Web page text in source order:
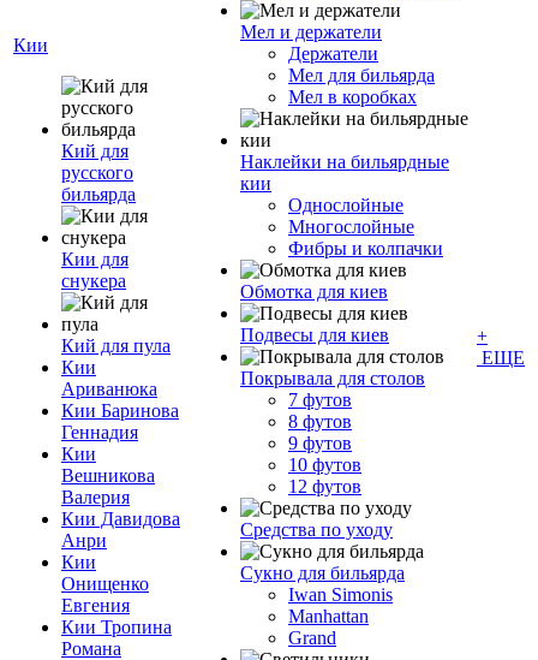
Кии
Кий для
русского
бильярда
Кии для
снукера
Кий для пула
Кии
Ариванюка
Кии Баринова
Геннадия
Кии
Вешникова
Валерия
Кии Давидова
Анри
Кии
Онищенко
Евгения
Кии Тропина
Романа
Мел и держатели
Держатели
Мел для бильярда
Мел в коробках
Наклейки на бильярдные
кии
Однослойные
Многослойные
Фибры и колпачки
Обмотка для киев
Подвесы для киев
Покрывала для столов
7 футов
8 футов
9 футов
10 футов
12 футов
Средства по уходу
Сукно для бильярда
Iwan Simonis
Manhattan
Grand
+
ЕЩЕ